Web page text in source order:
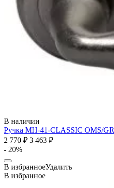
В наличии
Ручка MH-41-CLASSIC OMS/GR
2 770 ₽ 3 463 ₽
- 20%
В избранноеУдалить
В избранное